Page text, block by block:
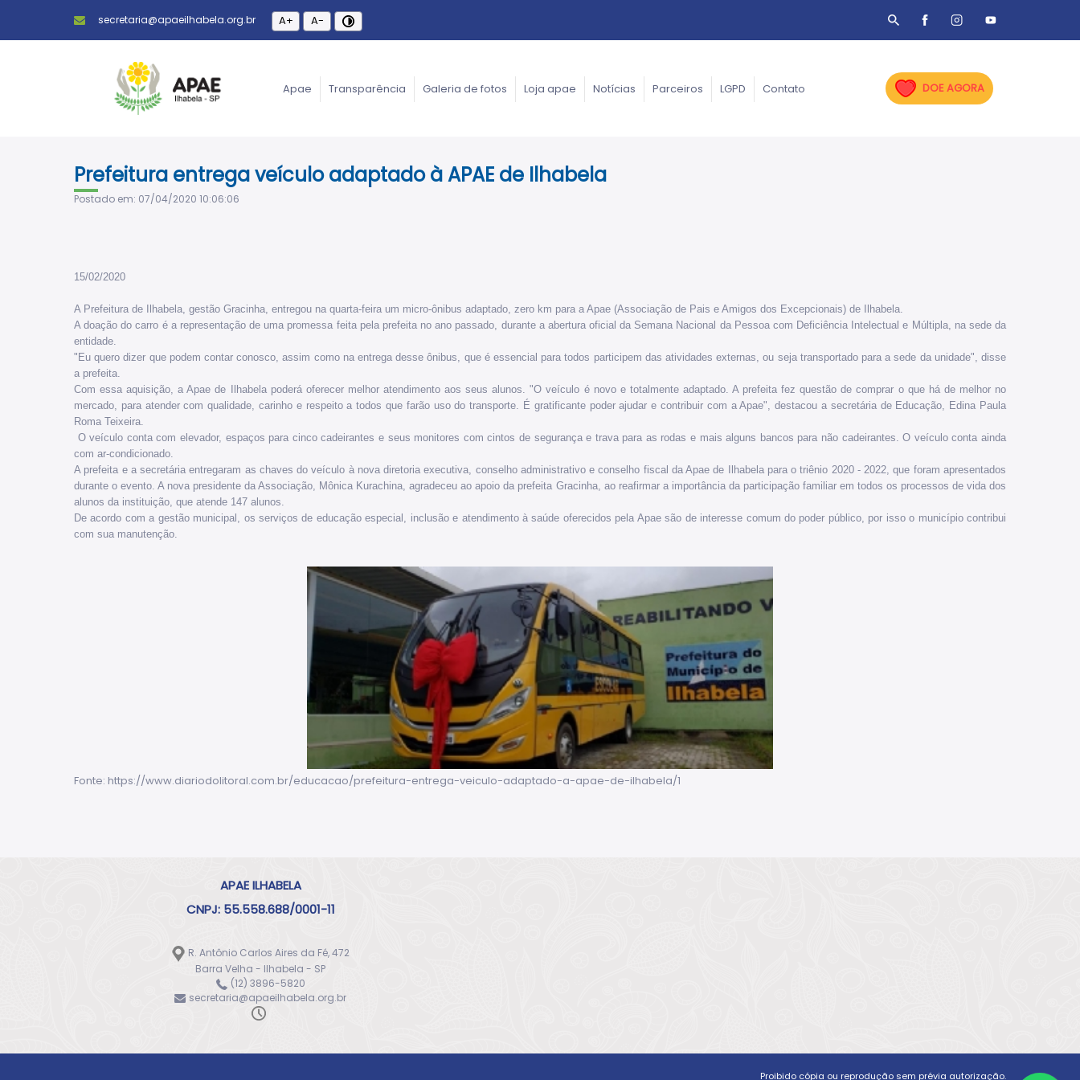
secretaria@apaeilhabela.org.br A+ A-
Apae Transparência Galeria de fotos Loja apae Notícias Parceiros LGPD Contato DOE AGORA
Prefeitura entrega veículo adaptado à APAE de Ilhabela
Postado em: 07/04/2020 10:06:06
15/02/2020
A Prefeitura de Ilhabela, gestão Gracinha, entregou na quarta-feira um micro-ônibus adaptado, zero km para a Apae (Associação de Pais e Amigos dos Excepcionais) de Ilhabela.
A doação do carro é a representação de uma promessa feita pela prefeita no ano passado, durante a abertura oficial da Semana Nacional da Pessoa com Deficiência Intelectual e Múltipla, na sede da
entidade.
"Eu quero dizer que podem contar conosco, assim como na entrega desse ônibus, que é essencial para todos participem das atividades externas, ou seja transportado para a sede da unidade", disse
a prefeita.
Com essa aquisição, a Apae de Ilhabela poderá oferecer melhor atendimento aos seus alunos. "O veículo é novo e totalmente adaptado. A prefeita fez questão de comprar o que há de melhor no
mercado, para atender com qualidade, carinho e respeito a todos que farão uso do transporte. É gratificante poder ajudar e contribuir com a Apae", destacou a secretária de Educação, Edina Paula
Roma Teixeira.
O veículo conta com elevador, espaços para cinco cadeirantes e seus monitores com cintos de segurança e trava para as rodas e mais alguns bancos para não cadeirantes. O veículo conta ainda
com ar-condicionado.
A prefeita e a secretária entregaram as chaves do veículo à nova diretoria executiva, conselho administrativo e conselho fiscal da Apae de Ilhabela para o triênio 2020 - 2022, que foram apresentados
durante o evento. A nova presidente da Associação, Mônica Kurachina, agradeceu ao apoio da prefeita Gracinha, ao reafirmar a importância da participação familiar em todos os processos de vida dos
alunos da instituição, que atende 147 alunos.
De acordo com a gestão municipal, os serviços de educação especial, inclusão e atendimento à saúde oferecidos pela Apae são de interesse comum do poder público, por isso o município contribui
com sua manutenção.
Fonte: https://www.diariodolitoral.com.br/educacao/prefeitura-entrega-veiculo-adaptado-a-apae-de-ilhabela/1
APAE ILHABELA
CNPJ: 55.558.688/0001-11
R. Antônio Carlos Aires da Fé, 472
Barra Velha - Ilhabela - SP
(12) 3896-5820
secretaria@apaeilhabela.org.br
Proibido cópia ou reprodução sem prévia autorização.